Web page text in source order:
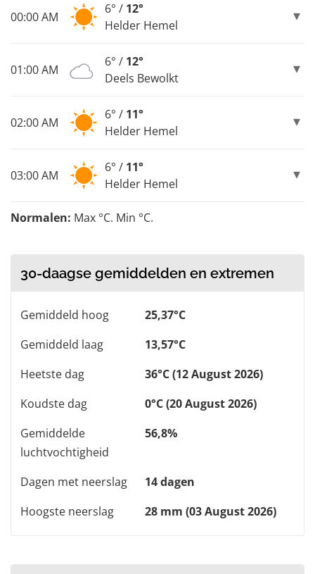
00:00 AM
6° / 12°
Helder Hemel
01:00 AM
6° / 12°
Deels Bewolkt
02:00 AM
6° / 11°
Helder Hemel
03:00 AM
6° / 11°
Helder Hemel
Normalen: Max °C. Min °C.
30-daagse gemiddelden en extremen
Gemiddeld hoog
25,37°C
Gemiddeld laag
13,57°C
Heetste dag
36°C (12 August 2026)
Koudste dag
0°C (20 August 2026)
Gemiddelde
luchtvochtigheid
56,8%
Dagen met neerslag
14 dagen
Hoogste neerslag
28 mm (03 August 2026)